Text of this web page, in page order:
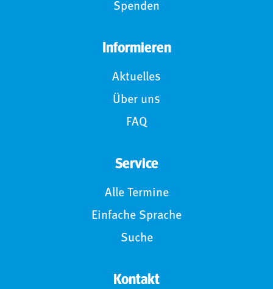
Spenden
Informieren
Aktuelles
Über uns
FAQ
Service
Alle Termine
Einfache Sprache
Suche
Kontakt